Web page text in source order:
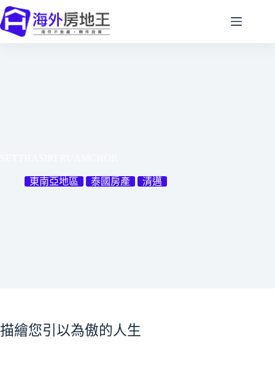
跳
至
東南亞地區 泰國房產 清邁
描繪您引以為傲的人生